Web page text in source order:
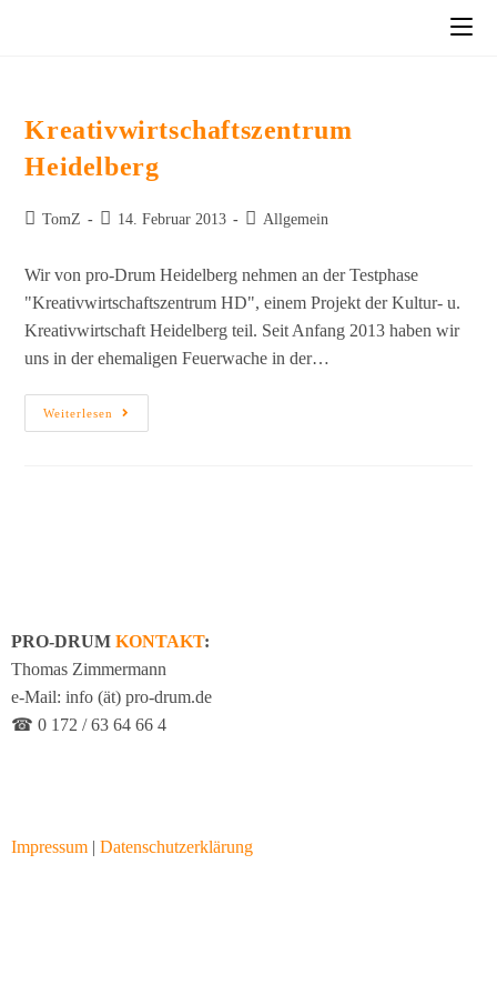
Kreativwirtschaftszentrum
Heidelberg
TomZ 14. Februar 2013 Allgemein
Wir von pro-Drum Heidelberg nehmen an der Testphase
"Kreativwirtschaftszentrum HD", einem Projekt der Kultur- u.
Kreativwirtschaft Heidelberg teil. Seit Anfang 2013 haben wir
uns in der ehemaligen Feuerwache in der…
Weiterlesen
PRO-DRUM KONTAKT:
Thomas Zimmermann
e-Mail: info (ät) pro-drum.de
☎ 0 172 / 63 64 66 4
Impressum | Datenschutzerklärung